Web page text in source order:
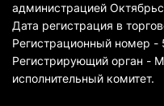
администрацией
Дата регистрация в
Регистрационный номер -
Регистрирующий орган -
исполнительный комитет.